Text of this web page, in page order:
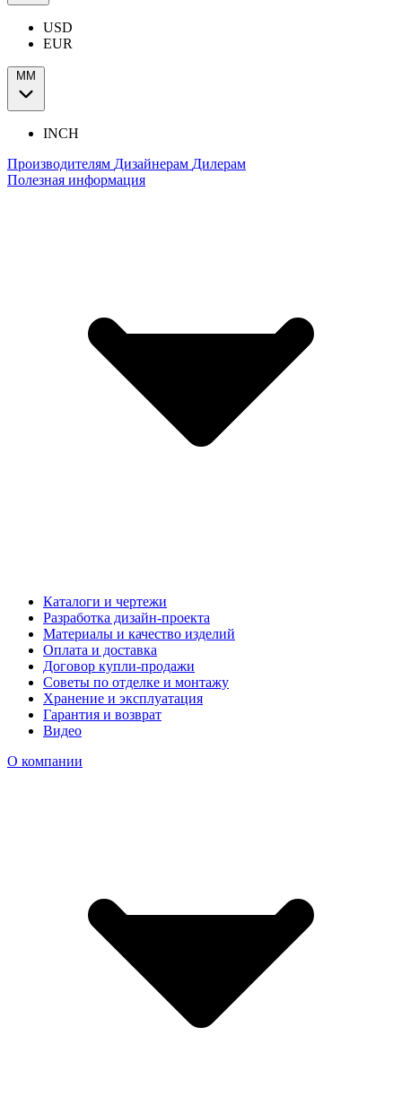
USD
EUR
ММ
INCH
Производителям Дизайнерам Дилерам
Полезная информация
Каталоги и чертежи
Разработка дизайн-проекта
Материалы и качество изделий
Оплата и доставка
Договор купли-продажи
Советы по отделке и монтажу
Хранение и эксплуатация
Гарантия и возврат
Видео
О компании